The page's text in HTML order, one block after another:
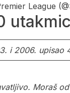
League
i 2006. upisao
Moraš